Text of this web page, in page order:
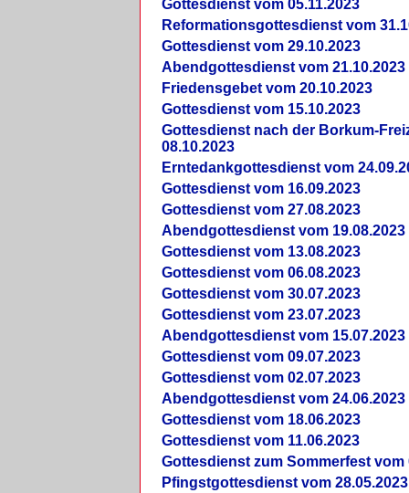
Gottesdienst vom 05.11.2023
Reformationsgottesdienst vom
Gottesdienst vom 29.10.2023
Abendgottesdienst vom 21.10.2023
Friedensgebet vom 20.10.2023
Gottesdienst vom 15.10.2023
Gottesdienst nach der Borkum-
08.10.2023
Erntedankgottesdienst vom
Gottesdienst vom 16.09.2023
Gottesdienst vom 27.08.2023
Abendgottesdienst vom 19.08.2023
Gottesdienst vom 13.08.2023
Gottesdienst vom 06.08.2023
Gottesdienst vom 30.07.2023
Gottesdienst vom 23.07.2023
Abendgottesdienst vom 15.07.2023
Gottesdienst vom 09.07.2023
Gottesdienst vom 02.07.2023
Abendgottesdienst vom 24.06.2023
Gottesdienst vom 18.06.2023
Gottesdienst vom 11.06.2023
Gottesdienst zum Sommerfest vom
Pfingstgottesdienst vom 28.05.2023